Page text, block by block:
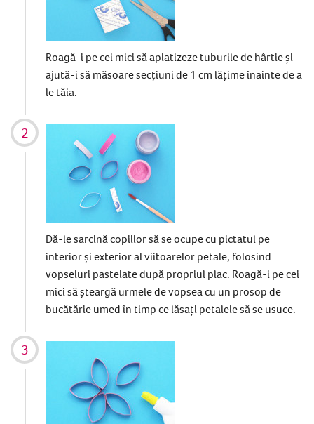
Roagă-i pe cei mici să aplatizeze tuburile de hârtie și
ajută-i să măsoare secțiuni de 1 cm lățime înainte de a
le tăia.
Dă-le sarcină copiilor să se ocupe cu pictatul pe
interior și exterior al viitoarelor petale, folosind
vopseluri pastelate după propriul plac. Roagă-i pe cei
mici să șteargă urmele de vopsea cu un prosop de
bucătărie umed în timp ce lăsați petalele să se usuce.